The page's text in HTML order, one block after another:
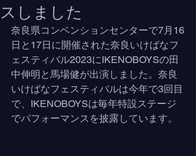
スしました
奈良県コンベンションセンターで7月16
日と17日に開催された奈良いけばなフ
ェスティバル2023にIKENOBOYSの田
中伸明と馬場健が出演しました。奈良
いけばなフェスティバルは今年で3回目
で、IKENOBOYSは毎年特設ステージ
でパフォーマンスを披露しています。